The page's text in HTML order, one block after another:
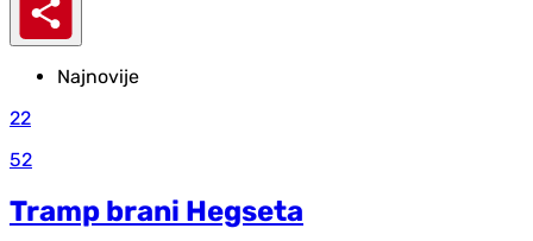
Najnovije
22
52
Tramp brani Hegseta